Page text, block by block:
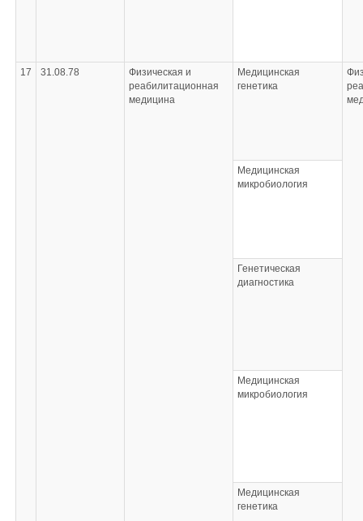
17 31.08.78
Физическая и
реабилитационная
медицина
Медицинская
генетика
Медицинская
микробиология
Генетическая
диагностика
Медицинская
микробиология
Медицинская
генетика